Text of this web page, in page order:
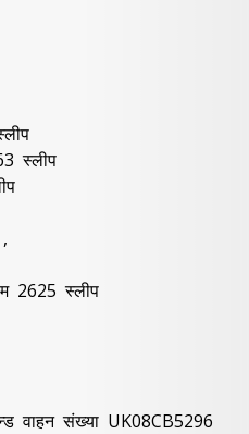
स्लीप
2625 स्लीप
वाहन संख्या UK08CB5296